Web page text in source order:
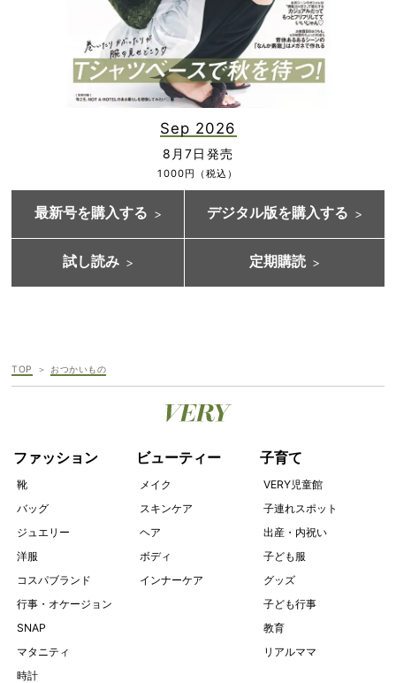
Sep 2026
8月7日発売
1000円（税込）
最新号を購入する デジタル版を購入する
試し読み 定期購読
TOP おつかいもの
ファッション
靴
バッグ
ジュエリー
洋服
コスパブランド
行事・オケージョン
SNAP
マタニティ
時計
ビューティー
メイク
スキンケア
ヘア
ボディ
インナーケア
子育て
VERY児童館
子連れスポット
出産・内祝い
子ども服
グッズ
子ども行事
教育
リアルママ